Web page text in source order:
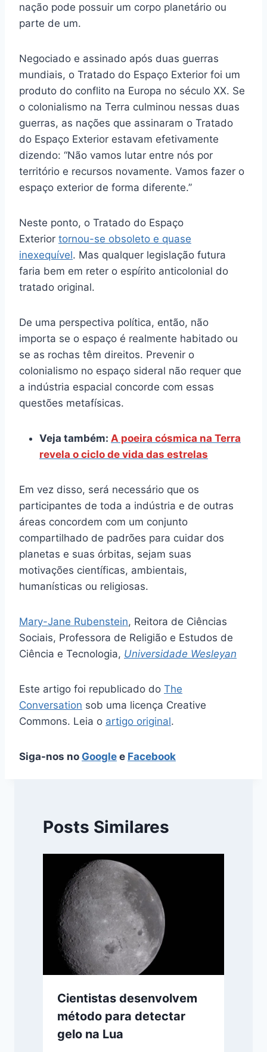
nação pode possuir um corpo planetário ou
parte de um.
Negociado e assinado após duas guerras
mundiais, o Tratado do Espaço Exterior foi um
produto do conflito na Europa no século XX. Se
o colonialismo na Terra culminou nessas duas
guerras, as nações que assinaram o Tratado
do Espaço Exterior estavam efetivamente
dizendo: “Não vamos lutar entre nós por
território e recursos novamente. Vamos fazer o
espaço exterior de forma diferente.”
Neste ponto, o Tratado do Espaço
Exterior tornou-se obsoleto e quase
inexequível. Mas qualquer legislação futura
faria bem em reter o espírito anticolonial do
tratado original.
De uma perspectiva política, então, não
importa se o espaço é realmente habitado ou
se as rochas têm direitos. Prevenir o
colonialismo no espaço sideral não requer que
a indústria espacial concorde com essas
questões metafísicas.
Veja também: A poeira cósmica na Terra
revela o ciclo de vida das estrelas
Em vez disso, será necessário que os
participantes de toda a indústria e de outras
áreas concordem com um conjunto
compartilhado de padrões para cuidar dos
planetas e suas órbitas, sejam suas
motivações científicas, ambientais,
humanísticas ou religiosas.
Mary-Jane Rubenstein, Reitora de Ciências
Sociais, Professora de Religião e Estudos de
Ciência e Tecnologia, Universidade Wesleyan
Este artigo foi republicado do The
Conversation sob uma licença Creative
Commons. Leia o artigo original.
Siga-nos no Google e Facebook
Posts Similares
Cientistas desenvolvem
método para detectar
gelo na Lua